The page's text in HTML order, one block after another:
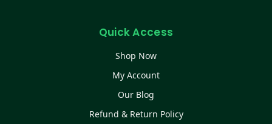
Quick Access
Shop Now
My Account
Our Blog
Refund & Return Policy